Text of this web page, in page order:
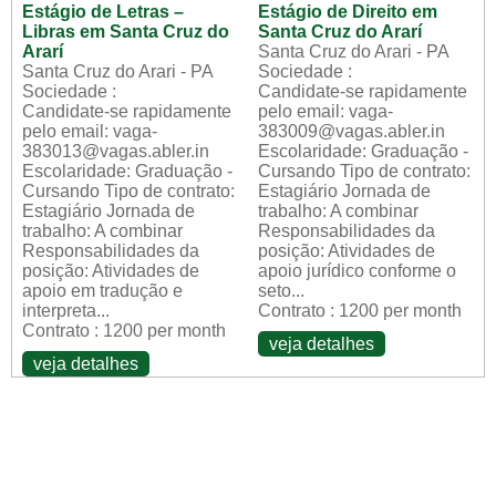
Estágio de Letras –
Libras em Santa Cruz do
Ararí
Santa Cruz do Arari - PA
Sociedade :
Candidate-se rapidamente
pelo email: vaga-
383013@vagas.abler.in
Escolaridade: Graduação -
Cursando Tipo de contrato:
Estagiário Jornada de
trabalho: A combinar
Responsabilidades da
posição: Atividades de
apoio em tradução e
interpreta...
Contrato : 1200 per month
veja detalhes
Estágio de Direito em
Santa Cruz do Ararí
Santa Cruz do Arari - PA
Sociedade :
Candidate-se rapidamente
pelo email: vaga-
383009@vagas.abler.in
Escolaridade: Graduação -
Cursando Tipo de contrato:
Estagiário Jornada de
trabalho: A combinar
Responsabilidades da
posição: Atividades de
apoio jurídico conforme o
seto...
Contrato : 1200 per month
veja detalhes